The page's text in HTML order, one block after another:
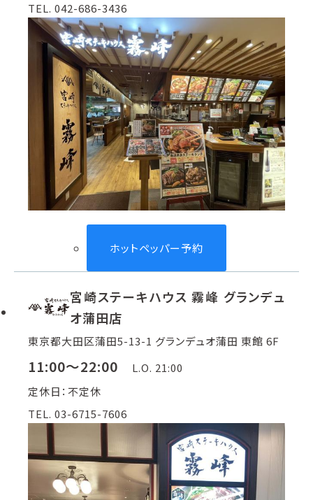
TEL. 042-686-3436
ホットペッパー予約
宮崎ステーキハウス 霧峰 グランデュ
オ蒲田店
東京都大田区蒲田5-13-1 グランデュオ蒲田 東館 6F
11:00～22:00
L.O. 21:00
定休日：不定休
TEL. 03-6715-7606